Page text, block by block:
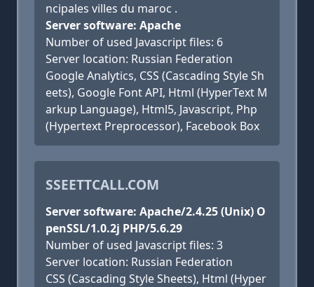
ncipales villes du maroc .
Server software: Apache
Number of used Javascript files: 6
Server location: Russian Federation
Google Analytics, CSS (Cascading Style Sh
eets), Google Font API, Html (HyperText M
arkup Language), Html5, Javascript, Php
(Hypertext Preprocessor), Facebook Box
SSEETTCALL.COM
Server software: Apache/2.4.25 (Unix) O
penSSL/1.0.2j PHP/5.6.29
Number of used Javascript files: 3
Server location: Russian Federation
CSS (Cascading Style Sheets), Html (Hyper